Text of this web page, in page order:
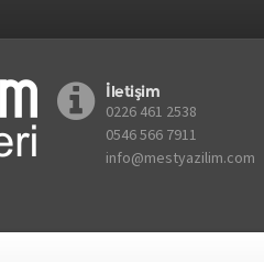
İletişim
0226 461 2538
0546 566 7911
info@mestyazilim.com